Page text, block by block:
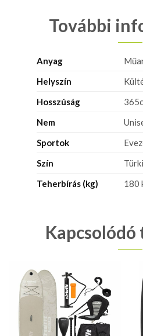
További
Anyag
Helyszín
Hosszúság
Nem
Sportok
Szín
Teherbírás (kg)
180